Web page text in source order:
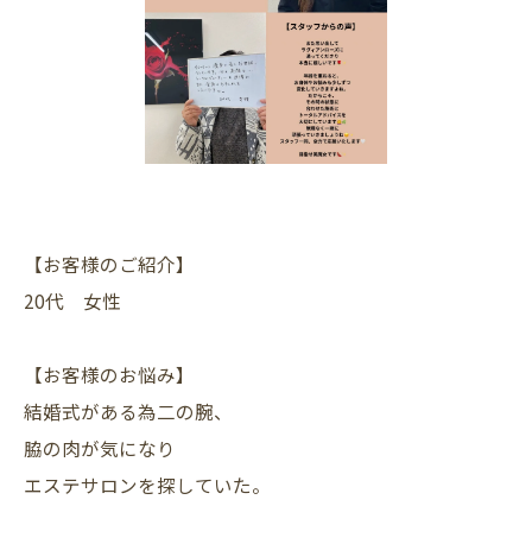
【お客様のご紹介】
20代 女性
【お客様のお悩み】
結婚式がある為二の腕、
脇の肉が気になり
エステサロンを探していた。